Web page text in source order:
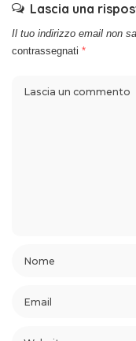
Lascia una
Il tuo indirizzo email non
contrassegnati *